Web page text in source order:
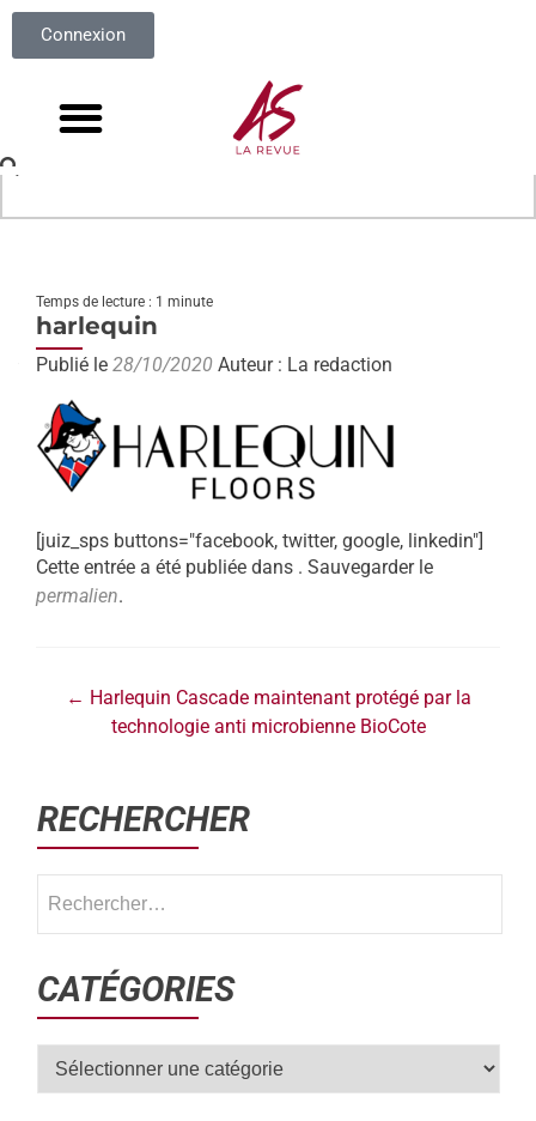
Connexion
Temps de lecture : 1 minute
harlequin
Publié le 28/10/2020 Auteur : La redaction
[juiz_sps buttons="facebook, twitter, google, linkedin"]
Cette entrée a été publiée dans . Sauvegarder le
permalien.
← Harlequin Cascade maintenant protégé par la
technologie anti microbienne BioCote
RECHERCHER
CATÉGORIES